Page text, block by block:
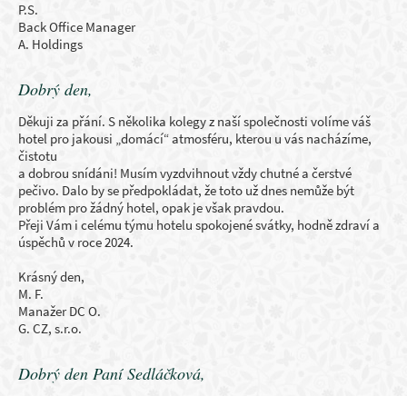
P.S.
Back Office Manager
A. Holdings
Dobrý den,
Děkuji za přání. S několika kolegy z naší společnosti volíme váš
hotel pro jakousi „domácí“ atmosféru, kterou u vás nacházíme,
čistotu
a dobrou snídáni! Musím vyzdvihnout vždy chutné a čerstvé
pečivo. Dalo by se předpokládat, že toto už dnes nemůže být
problém pro žádný hotel, opak je však pravdou.
Přeji Vám i celému týmu hotelu spokojené svátky, hodně zdraví a
úspěchů v roce 2024.
Krásný den,
M. F.
Manažer DC O.
G. CZ, s.r.o.
Dobrý den Paní Sedláčková,